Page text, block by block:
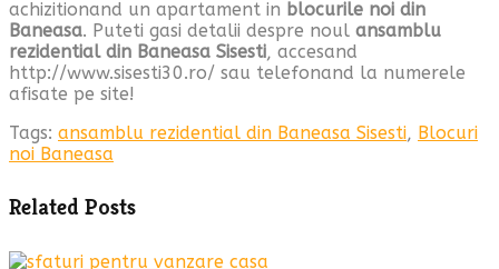
achizitionand un apartament in blocurile noi din
Baneasa. Puteti gasi detalii despre noul ansamblu
rezidential din Baneasa Sisesti, accesand
http://www.sisesti30.ro/ sau telefonand la numerele
afisate pe site!
Tags: ansamblu rezidential din Baneasa Sisesti, Blocuri
noi Baneasa
Related Posts